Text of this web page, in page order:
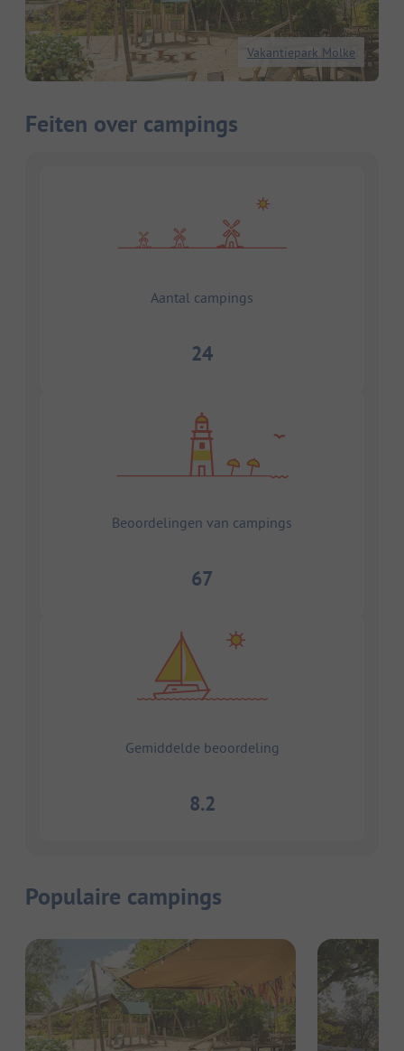
Vakantiepark Mölke
Feiten over campings
Aantal campings
24
Beoordelingen van campings
67
Gemiddelde beoordeling
8.2
Populaire campings